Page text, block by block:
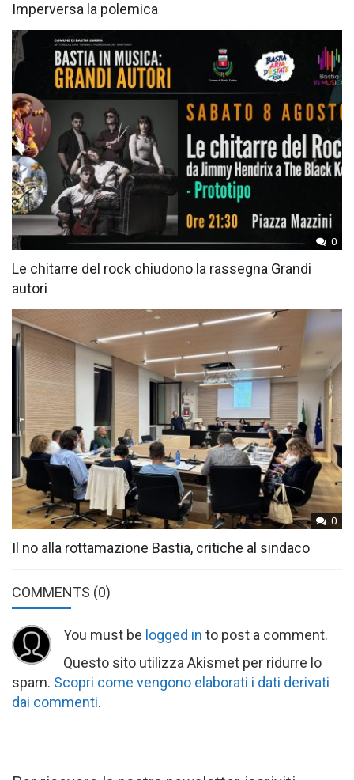
Imperversa la polemica
0
Le chitarre del rock chiudono la rassegna Grandi
autori
0
Il no alla rottamazione Bastia, critiche al sindaco
COMMENTS (0)
You must be logged in to post a comment.
Questo sito utilizza Akismet per ridurre lo
spam. Scopri come vengono elaborati i dati derivati
dai commenti.